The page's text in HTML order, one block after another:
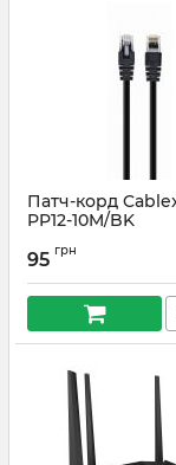
Патч-корд
PP12-10M/BK
95 грн